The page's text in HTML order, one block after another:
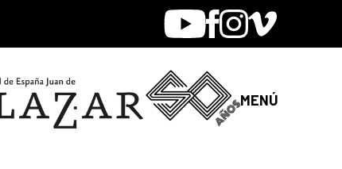
YoutubeFacebook
Instagram
Vimeo
MENÚ